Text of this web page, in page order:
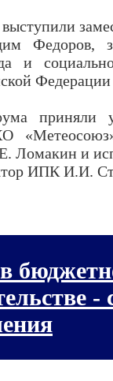
Федоров,
и
приняли
Ломакин и
ИПК И.И.